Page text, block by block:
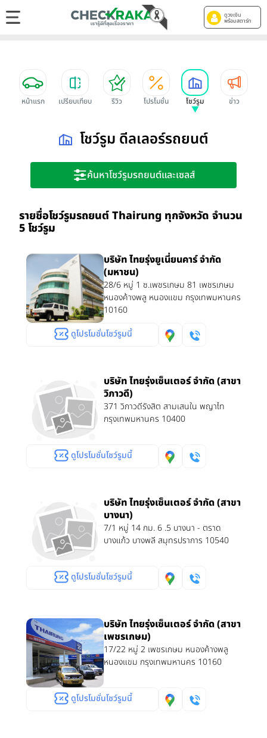
ดูวงเงิน
พร้อมสตาร์ท
หน้าแรก เปรียบเทียบ รีวิว โปรโมชั่น โชว์รูม ข่าว
โชว์รูม ดีลเลอร์รถยนต์
ค้นหาโชว์รูมรถยนต์และเซลส์
รายชื่อโชว์รูมรถยนต์ Thairung ทุกจังหวัด จำนวน
5 โชว์รูม
บริษัท ไทยรุ่งยูเนี่ยนคาร์ จำกัด
(มหาชน)
28/6 หมู่ 1 ซ.เพชรเกษม 81 เพชรเกษม
หนองค้างพลู หนองแขม กรุงเทพมหานคร
10160
ดูโปรโมชั่นโชว์รูมนี้
บริษัท ไทยรุ่งเซ็นเตอร์ จำกัด (สาขา
วิภาวดี)
371 วิภาวดีรังสิต สามเสนใน พญาไท
กรุงเทพมหานคร 10400
ดูโปรโมชั่นโชว์รูมนี้
บริษัท ไทยรุ่งเซ็นเตอร์ จำกัด (สาขา
บางนา)
7/1 หมู่ 14 กม. 6 .5 บางนา - ตราด
บางแก้ว บางพลี สมุทรปราการ 10540
ดูโปรโมชั่นโชว์รูมนี้
บริษัท ไทยรุ่งเซ็นเตอร์ จำกัด (สาขา
เพชรเกษม)
17/22 หมู่ 2 เพชรเกษม หนองค้างพลู
หนองแขม กรุงเทพมหานคร 10160
ดูโปรโมชั่นโชว์รูมนี้